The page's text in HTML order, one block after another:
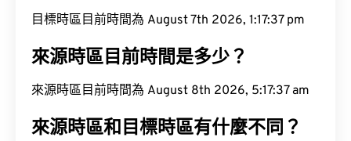
目標時區目前時間為 August 7th 2026, 1:17:38 pm
來源時區目前時間是多少？
來源時區目前時間為 August 8th 2026, 5:17:38 am
來源時區和目標時區有什麼不同？